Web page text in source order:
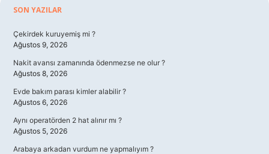
Sidebar
SON YAZILAR
Çekirdek kuruyemiş mi ?
Ağustos 9, 2026
Nakit avansı zamanında ödenmezse ne olur ?
Ağustos 8, 2026
Evde bakım parası kimler alabilir ?
Ağustos 6, 2026
Aynı operatörden 2 hat alınır mı ?
Ağustos 5, 2026
Arabaya arkadan vurdum ne yapmalıyım ?